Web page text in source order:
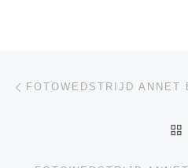
Bericht navigatie
FOTOWEDSTRIJD